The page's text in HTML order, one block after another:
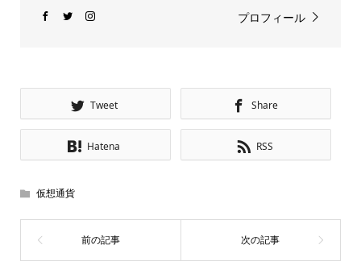
プロフィール
Tweet Share
Hatena RSS
仮想通貨